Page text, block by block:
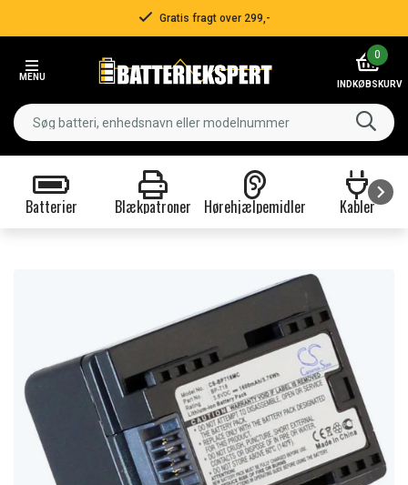
Gratis fragt over 299,-
MENU
0
INDKØBSKURV
Batterier Blækpatroner Hørehjælpemidler Kabler